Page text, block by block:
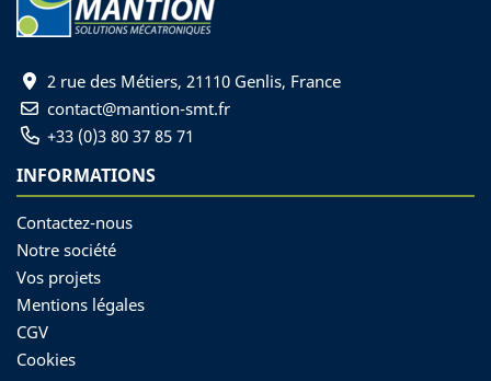
2 rue des Métiers, 21110 Genlis, France
contact@mantion-smt.fr
+33 (0)3 80 37 85 71
INFORMATIONS
Contactez-nous
Notre société
Vos projets
Mentions légales
CGV
Cookies